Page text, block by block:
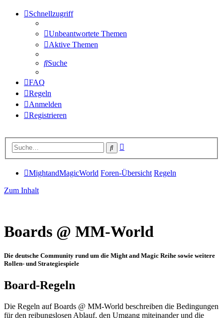
Schnellzugriff
Unbeantwortete Themen
Aktive Themen
Suche
FAQ
Regeln
Anmelden
Registrieren
Suche
MightandMagicWorld Foren-Übersicht Regeln
Zum Inhalt
Boards @ MM-World
Die deutsche Community rund um die Might and Magic Reihe sowie weitere
Rollen- und Strategiespiele
Board-Regeln
Die Regeln auf Boards @ MM-World beschreiben die Bedingungen
für den reibungslosen Ablauf, den Umgang miteinander und die